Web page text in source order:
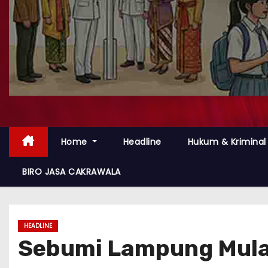
Home Headline Hukum & Kriminal
BIRO JASA CAKRAWALA
HEADLINE
Sebumi Lampung